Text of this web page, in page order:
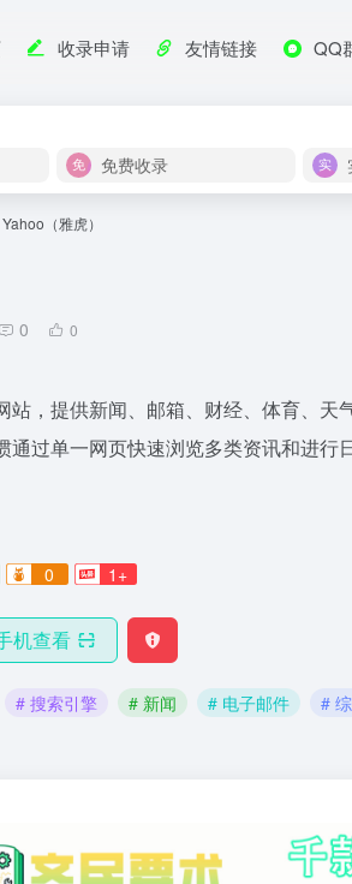
收录申请 友情链接 QQ
免费收录
Yahoo（雅虎）
0 0
站，提供新闻、邮箱、财经、体育、
过单一网页快速浏览多类资讯和进行
0 1+
机查看
# 搜索引擎 # 新闻 # 电子邮件 #